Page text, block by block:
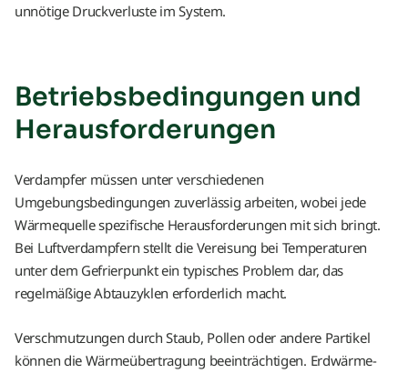
unnötige Druckverluste im System.
Betriebsbedingungen und
Herausforderungen
Verdampfer müssen unter verschiedenen
Umgebungsbedingungen zuverlässig arbeiten, wobei jede
Wärmequelle spezifische Herausforderungen mit sich bringt.
Bei Luftverdampfern stellt die Vereisung bei Temperaturen
unter dem Gefrierpunkt ein typisches Problem dar, das
regelmäßige Abtauzyklen erforderlich macht.
Verschmutzungen durch Staub, Pollen oder andere Partikel
können die Wärmeübertragung beeinträchtigen. Erdwärme-